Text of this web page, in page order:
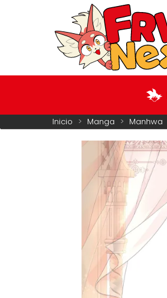
Inicio > Manga > Manhwa